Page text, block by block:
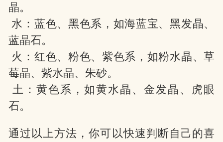
晶。
水：蓝色、黑色系，如海蓝宝、黑发晶、
蓝晶石。
火：红色、粉色、紫色系，如粉水晶、草
莓晶、紫水晶、朱砂。
土：黄色系，如黄水晶、金发晶、虎眼
石。
通过以上方法，你可以快速判断自己的喜